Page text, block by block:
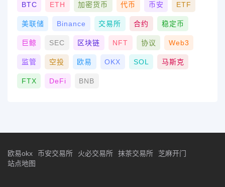
BTC ETH 加密货币 代币 币安 ETF
美联储 Binance 交易所 合约 稳定币
巨鲸 SEC 区块链 NFT 协议 Web3
监管 空投 欧易 OKX SOL 马斯克
FTX DeFi BNB
欧易okx 币安交易所 火必交易所 抹茶交易所
芝麻开门
站点地图